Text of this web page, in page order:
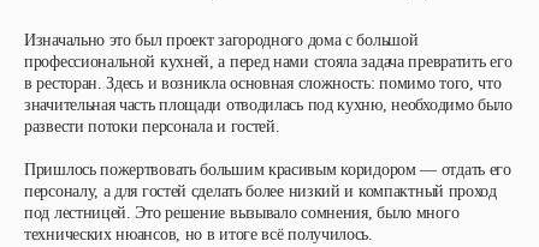
Изначально это был проект загородного дома с большой
профессиональной кухней, а перед нами стояла задача превратить его
в ресторан. Здесь и возникла основная сложность: помимо того, что
значительная часть площади отводилась под кухню, необходимо было
развести потоки персонала и гостей.
Пришлось пожертвовать большим красивым коридором — отдать его
персоналу, а для гостей сделать более низкий и компактный проход
под лестницей. Это решение вызывало сомнения, было много
технических нюансов, но в итоге всё получилось.